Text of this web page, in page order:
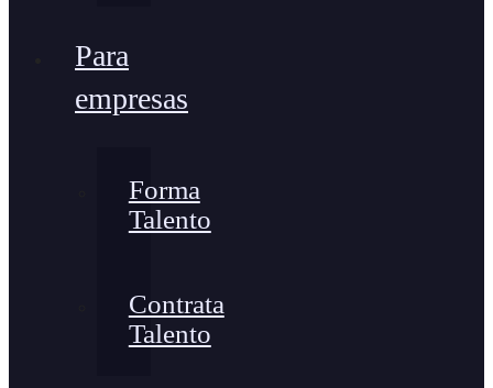
Para
empresas
Forma
Talento
Contrata
Talento